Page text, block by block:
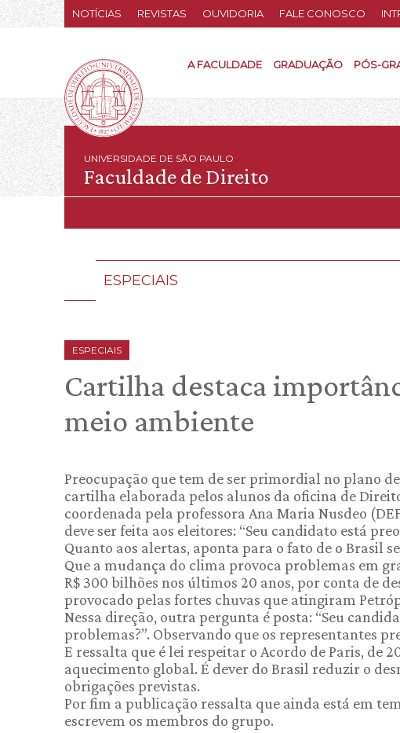
NOTÍCIAS REVISTAS OUVIDORIA FALE CONOSCO
A FACULDADE GRADUAÇÃO PÓS-
UNIVERSIDADE DE SÃO PAULO
Faculdade de Direito
ESPECIAIS
ESPECIAIS
Cartilha destaca
meio ambiente
Preocupação que tem de ser primordial no plano
cartilha elaborada pelos alunos da oficina de
coordenada pela professora Ana Maria Nusdeo
deve ser feita aos eleitores: “Seu candidato está
Quanto aos alertas, aponta para o fato de o Brasil
Que a mudança do clima provoca problemas em
R$ 300 bilhões nos últimos 20 anos, por conta de
provocado pelas fortes chuvas que atingiram
Nessa direção, outra pergunta é posta: “Seu
problemas?”. Observando que os representantes
E ressalta que é lei respeitar o Acordo de Paris, de
aquecimento global. É dever do Brasil reduzir o
obrigações previstas.
Por fim a publicação ressalta que ainda está em
escrevem os membros do grupo.